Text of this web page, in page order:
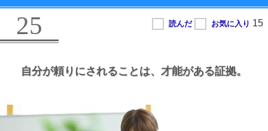
25
自分が頼りにされることは、 才能がある証拠。